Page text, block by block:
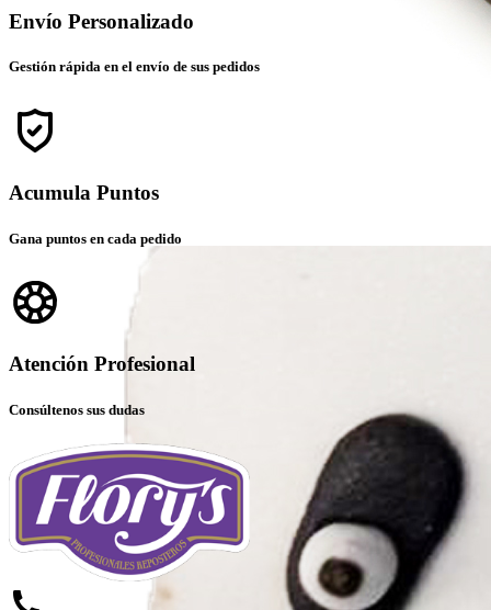
Envío Personalizado
Gestión rápida en el envío de sus pedidos
Acumula Puntos
Gana puntos en cada pedido
Atención Profesional
Consúltenos sus dudas